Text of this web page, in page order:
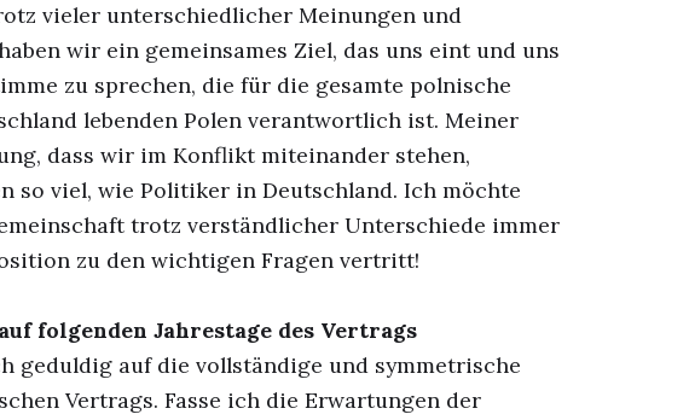
vieler unterschiedlicher Meinungen und
wir ein gemeinsames Ziel, das uns eint und uns
zu sprechen, die für die gesamte polnische
lebenden Polen verantwortlich ist. Meiner
dass wir im Konflikt miteinander stehen,
so viel, wie Politiker in Deutschland. Ich möchte
trotz verständlicher Unterschiede immer
zu den wichtigen Fragen vertritt!
folgenden Jahrestage des Vertrags
geduldig auf die vollständige und symmetrische
Vertrags. Fasse ich die Erwartungen der